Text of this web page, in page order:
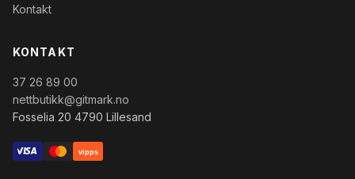
Kontakt
KONTAKT
37 26 89 00
nettbutikk@gitmark.no
Fosselia 20 4790 Lillesand
vipps